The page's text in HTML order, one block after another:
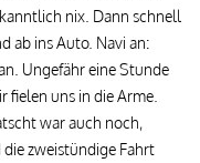
nix. Dann schnell
ab ins Auto. Navi an:
Ungefähr eine Stunde
fielen uns in die Arme.
war auch noch,
zweistündige Fahrt